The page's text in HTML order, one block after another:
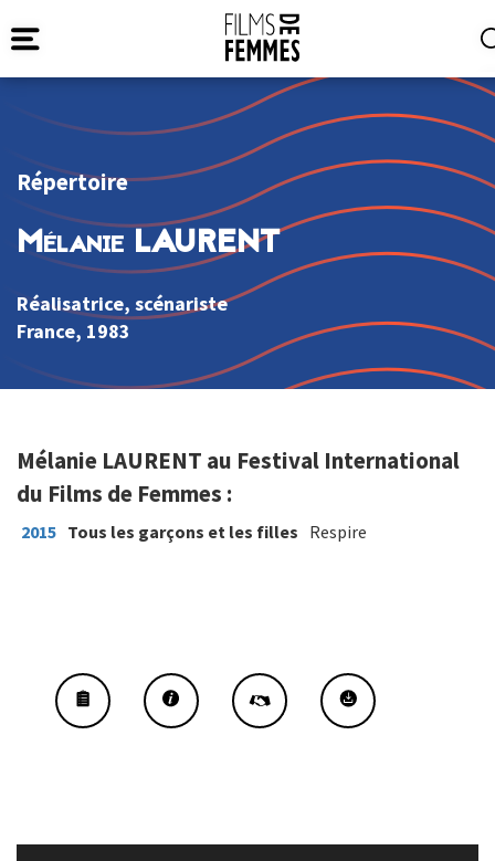
Répertoire
Mélanie LAURENT
Réalisatrice, scénariste
France, 1983
Mélanie LAURENT au Festival International
du Films de Femmes :
2015 Tous les garçons et les filles Respire